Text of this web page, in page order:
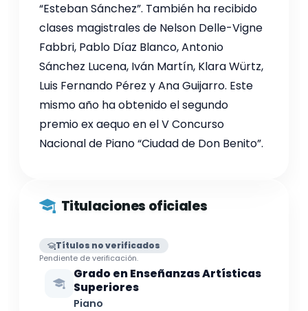
“Esteban Sánchez”. También ha recibido
clases magistrales de Nelson Delle-Vigne
Fabbri, Pablo Díaz Blanco, Antonio
Sánchez Lucena, Iván Martín, Klara Würtz,
Luis Fernando Pérez y Ana Guijarro. Este
mismo año ha obtenido el segundo
premio ex aequo en el V Concurso
Nacional de Piano “Ciudad de Don Benito”.
Titulaciones oficiales
Títulos no verificados
Pendiente de verificación.
Grado en Enseñanzas Artísticas
Superiores
Piano